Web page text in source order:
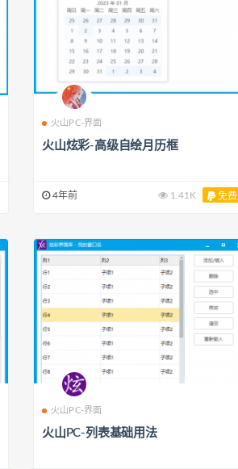
火山PC-界面
火山炫彩-高级自绘月历框
4年前 1.41K 免费
火山PC-界面
火山PC-列表基础用法